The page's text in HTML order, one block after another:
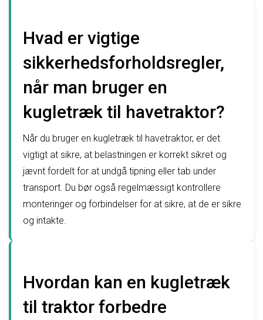
Hvad er vigtige
sikkerhedsforholdsregler,
når man bruger en
kugletræk til havetraktor?
Når du bruger en kugletræk til havetraktor, er det
vigtigt at sikre, at belastningen er korrekt sikret og
jævnt fordelt for at undgå tipning eller tab under
transport. Du bør også regelmæssigt kontrollere
monteringer og forbindelser for at sikre, at de er sikre
og intakte.
Hvordan kan en kugletræk
til traktor forbedre